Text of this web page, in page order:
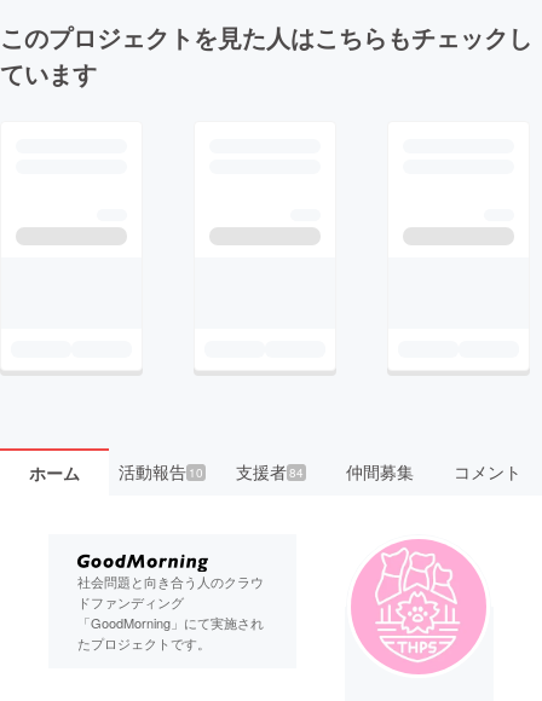
このプロジェクトを見た人はこちらもチェックし
ています
ホーム 活動報告10 支援者84 仲間募集 コメント
社会問題と向き合う人のクラウ
ドファンディング
「GoodMorning」にて実施され
たプロジェクトです。